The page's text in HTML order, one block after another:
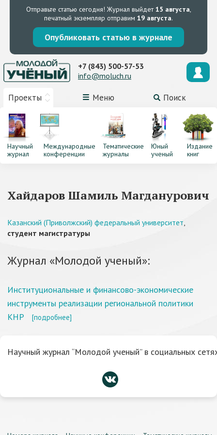
Отправьте статью сегодня! Журнал выйдет15 августа,
печатный экземпляр отправим 19 августа.
Опубликовать статью в журнале
Проекты Меню Поиск
+7 (843) 500-57-53
info@moluch.ru
Научный
журнал
Международные
конференции
Тематические
журналы
Юный
ученый
Издание
книг
Хайдаров Шамиль Магданурович
Казанский (Приволжский) федеральный университет,
студент магистратуры
Журнал «Молодой ученый»:
Институциональные и финансово-экономические
инструменты реализации региональной политики
КНР
[подробнее]
Научный журнал “Молодой ученый” в социальных